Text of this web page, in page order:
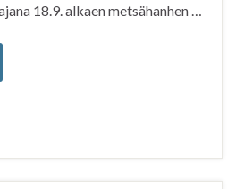
18.9. alkaen metsähanhen …